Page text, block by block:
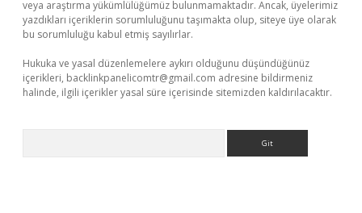
veya araştırma yükümlülüğümüz bulunmamaktadır. Ancak, üyelerimiz
yazdıkları içeriklerin sorumluluğunu taşımakta olup, siteye üye olarak
bu sorumluluğu kabul etmiş sayılırlar.
Hukuka ve yasal düzenlemelere aykırı olduğunu düşündüğünüz
içerikleri, backlinkpanelicomtr@gmail.com adresine bildirmeniz
halinde, ilgili içerikler yasal süre içerisinde sitemizden kaldırılacaktır.